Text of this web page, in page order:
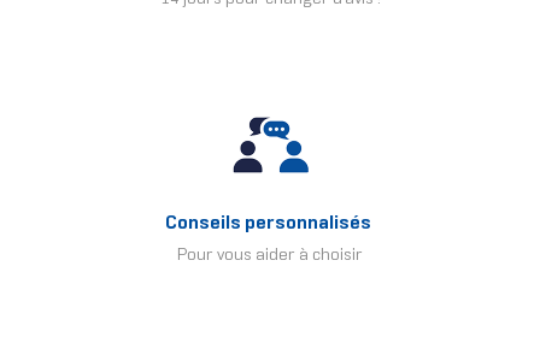
Conseils personnalisés
Pour vous aider à choisir